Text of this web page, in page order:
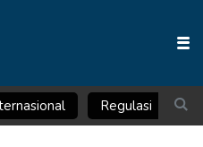
Regulasi